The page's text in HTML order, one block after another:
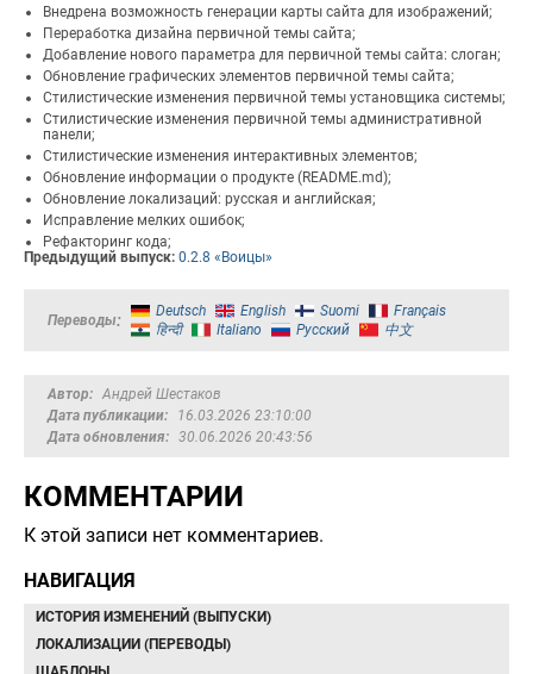
Внедрена возможность генерации карты сайта для изображений;
Переработка дизайна первичной темы сайта;
Добавление нового параметра для первичной темы сайта: слоган;
Обновление графических элементов первичной темы сайта;
Стилистические изменения первичной темы установщика системы;
Стилистические изменения первичной темы административной
панели;
Стилистические изменения интерактивных элементов;
Обновление информации о продукте (README.md);
Обновление локализаций: русская и английская;
Исправление мелких ошибок;
Рефакторинг кода;
Предыдущий выпуск: 0.2.8 «Воицы»
Переводы
Deutsch English Suomi
Français
हिन्दी
Italiano Русский 中文
Автор
Андрей Шестаков
Дата публикации
16.03.2026 23:10:00
Дата обновления
30.06.2026 20:43:56
КОММЕНТАРИИ
К этой записи нет комментариев.
НАВИГАЦИЯ
ИСТОРИЯ ИЗМЕНЕНИЙ (ВЫПУСКИ)
ЛОКАЛИЗАЦИИ (ПЕРЕВОДЫ)